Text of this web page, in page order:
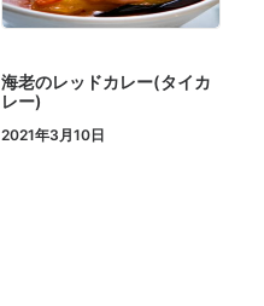
海老のレッドカレー(タイカ
レー)
2021年3月10日